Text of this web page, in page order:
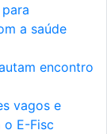
a saúde
encontro
vagos e
E-Fisc